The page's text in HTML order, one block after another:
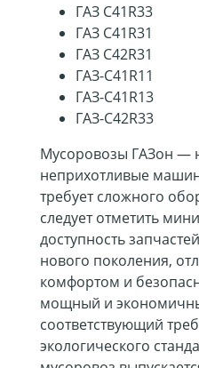
ГАЗ C41R33
ГАЗ C41R31
ГАЗ C42R31
ГАЗ-C41R11
ГАЗ-C41R13
ГАЗ-C42R33
Мусоровозы ГАЗон —
неприхотливые
требует сложного
следует отметить
доступность
нового поколения,
комфортом и
мощный и
соответствующий
экологического